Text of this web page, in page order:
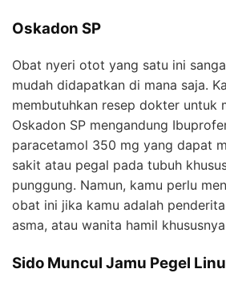
Oskadon SP
Obat nyeri otot yang satu ini
mudah didapatkan di mana saja.
membutuhkan resep dokter untuk
Oskadon SP mengandung
paracetamol 350 mg yang dapat
sakit atau pegal pada tubuh
punggung. Namun, kamu perlu
obat ini jika kamu adalah
asma, atau wanita hamil
Sido Muncul Jamu Pegel Linu